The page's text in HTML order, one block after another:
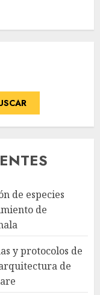
de especies
de
y protocolos de
de